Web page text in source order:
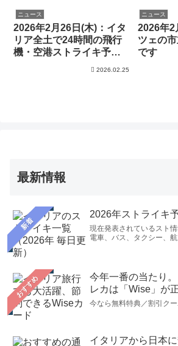
ニュース
2026年2月26日(木)：イタ
リア全土で24時間の飛行
機・空港ストライキ予
2026.02.25
ニュース
2026年2
ツェの
です
最新情報
新着
2026年ストライキ
現在発表されているスト
電車、バス、タクシー、
おすすめ
今年一番の当たり
レカは「Wise」が
今なら無料特典／割引ク
イタリアから日本